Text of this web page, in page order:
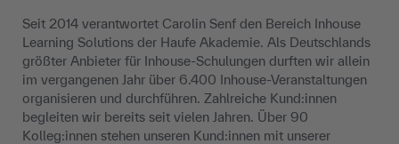
Seit 2014 verantwortet Carolin Senf den Bereich Inhouse
Learning Solutions der Haufe Akademie. Als Deutschlands
größter Anbieter für Inhouse-Schulungen durften wir allein
im vergangenen Jahr über 6.400 Inhouse-Veranstaltungen
organisieren und durchführen. Zahlreiche Kund:innen
begleiten wir bereits seit vielen Jahren. Über 90
Kolleg:innen stehen unseren Kund:innen mit unserer